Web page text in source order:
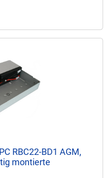
RBC22-BD1 AGM,
montierte